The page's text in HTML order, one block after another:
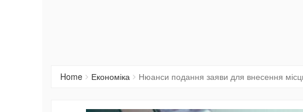
Home Економіка Нюанси подання заяви для внесення